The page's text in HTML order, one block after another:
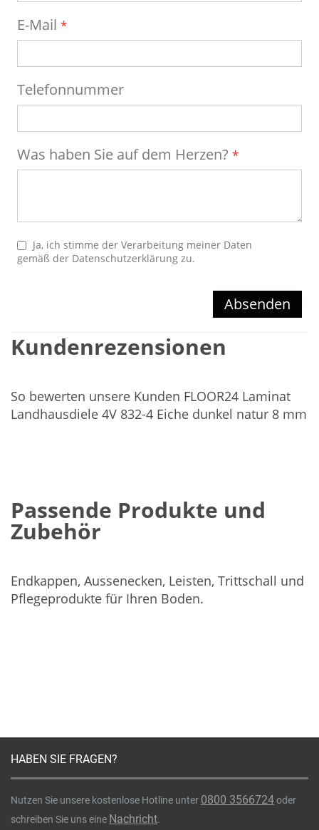
E-Mail
Telefonnummer
Was haben Sie auf dem Herzen?
Ja, ich stimme der Verarbeitung meiner Daten
gemäß der Datenschutzerklärung zu.
Absenden
Kundenrezensionen
So bewerten unsere Kunden FLOOR24 Laminat
Landhausdiele 4V 832-4 Eiche dunkel natur 8 mm
Passende Produkte und
Zubehör
Endkappen, Aussenecken, Leisten, Trittschall und
Pflegeprodukte für Ihren Boden.
HABEN SIE FRAGEN?
Nutzen Sie unsere kostenlose Hotline unter 0800 3566724oder
schreiben Sie uns eine Nachricht.